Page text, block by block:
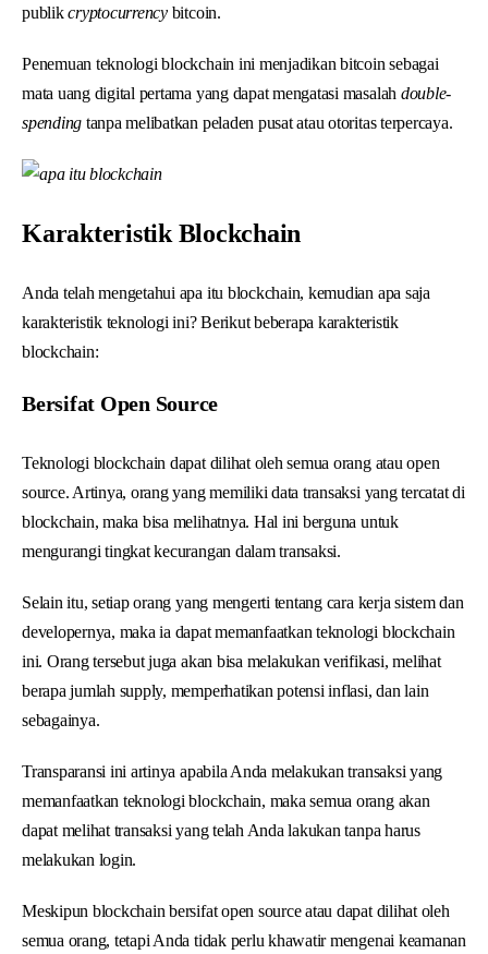
publikcryptocurrencybitcoin.
Penemuan teknologi blockchain ini menjadikan bitcoin sebagai
mata uang digital pertama yang dapat mengatasi masalah double-
spending tanpa melibatkan peladen pusat atau otoritas terpercaya.
Karakteristik Blockchain
Anda telah mengetahui apa itu blockchain, kemudian apa saja
karakteristik teknologi ini? Berikut beberapa karakteristik
blockchain:
Bersifat Open Source
Teknologi blockchain dapat dilihat oleh semua orang atau open
source. Artinya, orang yang memiliki data transaksi yang tercatat di
blockchain, maka bisa melihatnya. Hal ini berguna untuk
mengurangi tingkat kecurangan dalam transaksi.
Selain itu, setiap orang yang mengerti tentang cara kerja sistem dan
developernya, maka ia dapat memanfaatkan teknologi blockchain
ini. Orang tersebut juga akan bisa melakukan verifikasi, melihat
berapa jumlah supply, memperhatikan potensi inflasi, dan lain
sebagainya.
Transparansi ini artinya apabila Anda melakukan transaksi yang
memanfaatkan teknologi blockchain, maka semua orang akan
dapat melihat transaksi yang telah Anda lakukan tanpa harus
melakukan login.
Meskipun blockchain bersifat open source atau dapat dilihat oleh
semua orang, tetapi Anda tidak perlu khawatir mengenai keamanan